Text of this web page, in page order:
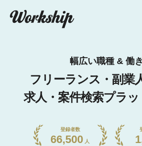
幅広い職種 & 働
フリーランス・副業
求人・案件検索プラ
登録者数
66,500 人